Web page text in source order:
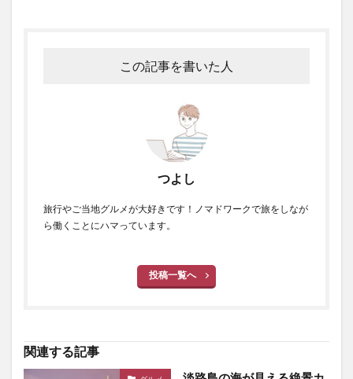
この記事を書いた人
つよし
旅行やご当地グルメが大好きです！ノマドワークで旅をしなが
ら働くことにハマっています。
投稿一覧へ
関連する記事